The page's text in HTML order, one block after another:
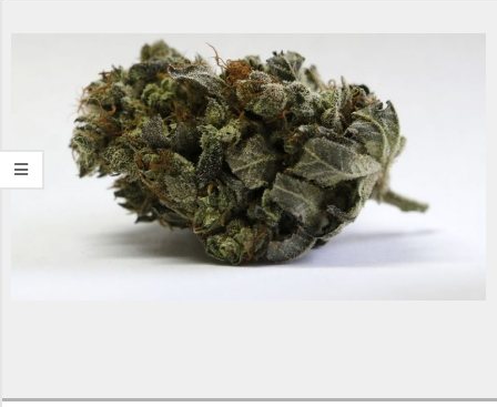
03-